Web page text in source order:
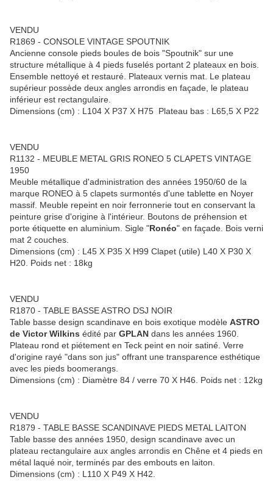
VENDU
R1869 - CONSOLE VINTAGE SPOUTNIK
Ancienne console pieds boules de bois "Spoutnik" sur une
structure métallique à 4 pieds fuselés portant 2 plateaux en bois.
Ensemble nettoyé et restauré. Plateaux vernis mat. Le plateau
supérieur possède deux angles arrondis en façade, le plateau
inférieur est rectangulaire.
Dimensions (cm) : L104 X P37 X H75 Plateau bas : L65,5 X P22
VENDU
R1132 - MEUBLE METAL GRIS RONEO 5 CLAPETS VINTAGE
1950
Meuble métallique d'administration des années 1950/60 de la
marque RONEO à 5 clapets surmontés d'une tablette en Noyer
massif. Meuble repeint en noir ferronnerie tout en conservant la
peinture grise d'origine à l'intérieur. Boutons de préhension et
porte étiquette en aluminium. Sigle "Ronéo" en façade. Bois verni
mat 2 couches.
Dimensions (cm) : L45 X P35 X H99 Clapet (utile) L40 X P30 X
H20. Poids net : 18kg
VENDU
R1870 - TABLE BASSE ASTRO DSJ NOIR
Table basse design scandinave en bois exotique modèle ASTRO
de Victor Wilkins édité par GPLAN dans les années 1960.
Plateau rond et piétement en Teck peint en noir satiné. Verre
d'origine rayé "dans son jus" offrant une transparence esthétique
avec les pieds boomerangs.
Dimensions (cm) : Diamètre 84 / verre 70 X H46. Poids net : 12kg
VENDU
R1879 - TABLE BASSE SCANDINAVE PIEDS METAL LAITON
Table basse des années 1950, design scandinave avec un
plateau rectangulaire aux angles arrondis en Chêne et 4 pieds en
métal laqué noir, terminés par des embouts en laiton.
Dimensions (cm) : L110 X P49 X H42.